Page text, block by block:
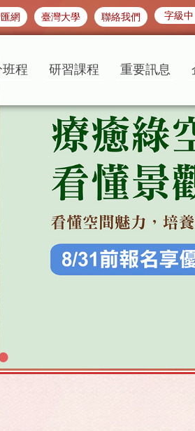
網 臺灣大學 聯絡我們
程 研習課程 重要訊息